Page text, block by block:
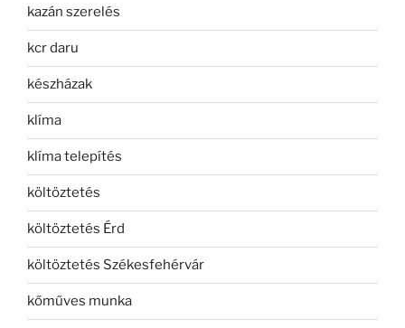
kazán szerelés
kcr daru
készházak
klíma
klíma telepítés
költöztetés
költöztetés Érd
költöztetés Székesfehérvár
kőműves munka